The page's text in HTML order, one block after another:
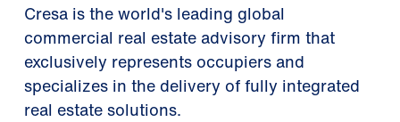
Cresa is the world's leading global
commercial real estate advisory firm that
exclusively represents occupiers and
specializes in the delivery of fully integrated
real estate solutions.